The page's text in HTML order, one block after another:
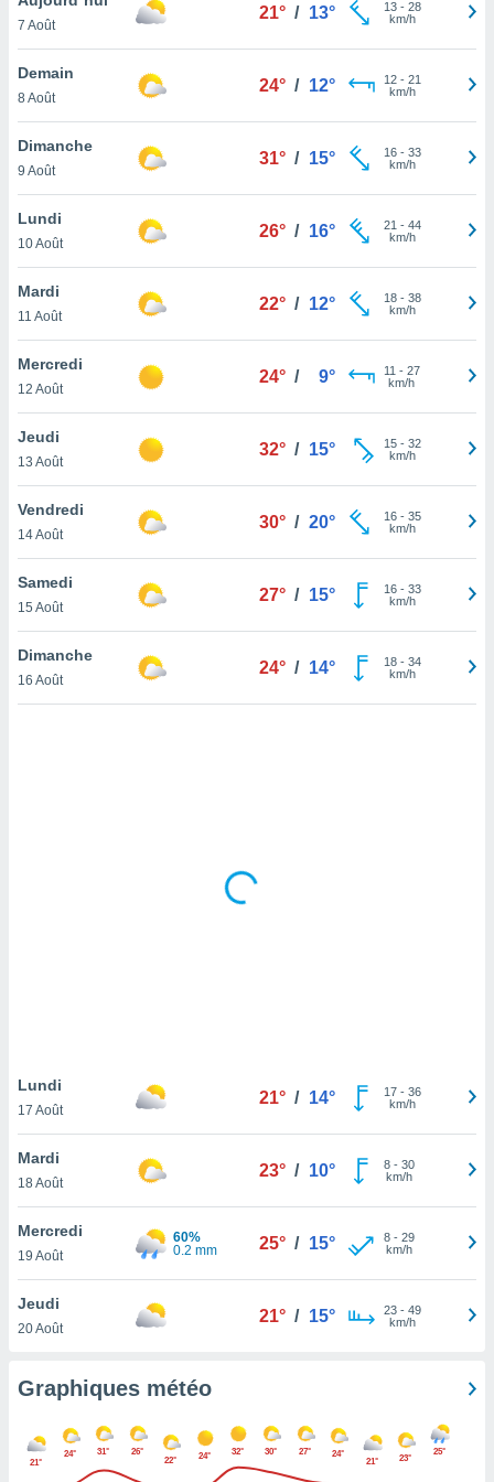
et
»,
au
vous
qu'ils
ou
le
ainsi
un
la
du
en
de
pas
de
à
cas,
que
sur le
ne
7 Août
21° / 13° 13- 28
km/h
Demain
8 Août
24° / 12° 12- 21
km/h
Dimanche
9 Août
31° / 15° 16- 33
km/h
Lundi
10 Août
26° / 16° 21 - 44
km/h
Mardi
11 Août
22° / 12° 18- 38
km/h
Mercredi
12 Août
24° / 9° 11 - 27
km/h
Jeudi
13 Août
32° / 15° 15- 32
km/h
Vendredi
14 Août
30° / 20° 16- 35
km/h
Samedi
15 Août
27° / 15° 16- 33
km/h
Dimanche
16 Août
24° / 14° 18- 34
km/h
Lundi
17 Août
21° / 14° 17- 36
km/h
Mardi
18 Août
23° / 10° 8- 30
km/h
Mercredi
19 Août
60%
0.2 mm
25° / 15° 8- 29
km/h
Jeudi
20 Août
21° / 15° 23- 49
km/h
Graphiques météo
21°
24° 31°
26°
22°
24° 32° 30° 27° 24°
21° 23°
25°